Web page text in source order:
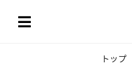
トップ